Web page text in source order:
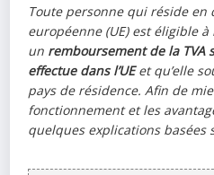
Toute personne qui réside en
européenne (UE) est éligible à
un remboursement de la TVA
effectue dans l’UEet qu’elle
pays de résidence. Afin de
fonctionnement et les
quelques explications basées